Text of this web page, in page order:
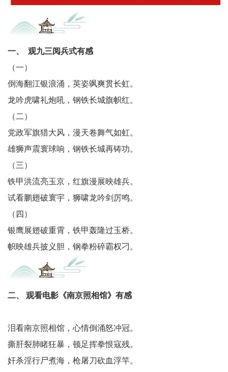
讯
老
科
协
旅
播
今
日
报
银
一、 观九三阅兵式有感
（一）
倒海翻江银浪涌，英姿飒爽贯长虹。
龙吟虎啸礼炮吼，钢铁长城旗帜红。
（二）
党政军旗猎大风，漫天卷舞气如虹。
雄狮声震寰球响，钢铁长城再铸功。
（三）
铁甲洪流亮玉京，红旗漫展映雄兵。
试看鹏翅破寰宇，狮啸龙吟剑厉鸣。
（四）
银鹰展翅破重霄，铁甲轰隆过玉桥。
帜映雄兵披义胆，钢拳粉碎霸权刁。
二、 观看电影《南京照相馆》有感
泪看南京照相馆，心情倒涌怒冲冠。
撕肝裂肺睹狂暴，顿足挥拳恨寇残。
奸杀淫行尸煮海，枪屠刀砍血浮竿。